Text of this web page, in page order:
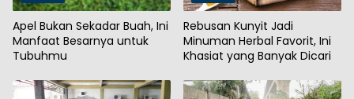
Apel Bukan Sekadar Buah, Ini
Manfaat Besarnya untuk
Tubuhmu
Rebusan Kunyit Jadi
Minuman Herbal Favorit, Ini
Khasiat yang Banyak Dicari